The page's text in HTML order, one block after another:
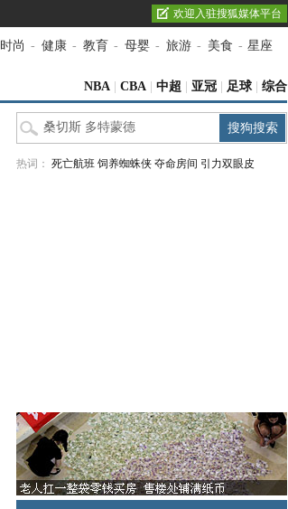
欢迎入驻搜狐媒体平台
时尚 - 健康 - 教育 - 母婴 - 旅游 - 美食 - 星座
NBA CBA 中超 亚冠 足球 综合
热词： 死亡航班 饲养蜘蛛侠 夺命房间 引力双眼皮